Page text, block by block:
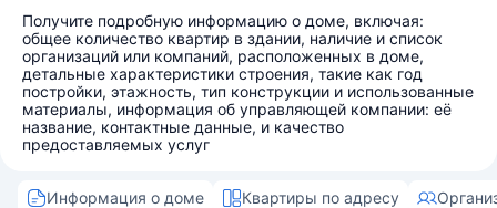
Получите подробную информацию о доме, включая:
общее количество квартир в здании, наличие и список
организаций или компаний, расположенных в доме,
детальные характеристики строения, такие как год
постройки, этажность, тип конструкции и использованные
материалы, информация об управляющей компании: её
название, контактные данные, и качество
предоставляемых услуг
Информация о доме Квартиры по адресу